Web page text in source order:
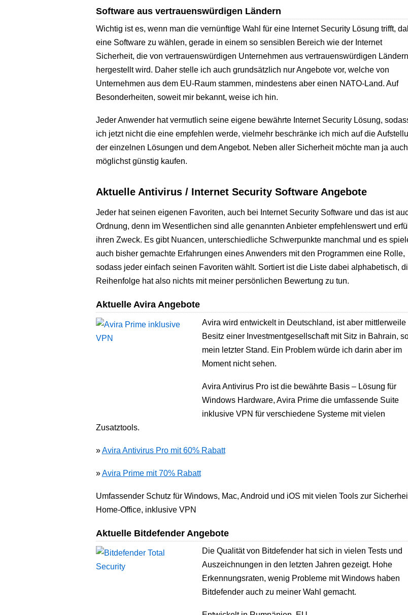
Software aus vertrauenswürdigen Ländern
Wichtig ist es, wenn man die vernünftige Wahl für eine Internet Security Lösung trifft,
eine Software zu wählen, gerade in einem so sensiblen Bereich wie der Internet
Sicherheit, die von vertrauenswürdigen Unternehmen aus vertrauenswürdigen Ländern
hergestellt wird. Daher stelle ich auch grundsätzlich nur Angebote vor, welche von
Unternehmen aus dem EU-Raum stammen, mindestens aber einen NATO-Land. Auf
Besonderheiten, soweit mir bekannt, weise ich hin.
Jeder Anwender hat vermutlich seine eigene bewährte Internet Security Lösung,
ich jetzt nicht die eine empfehlen werde, vielmehr beschränke ich mich auf die
der einzelnen Lösungen und dem Angebot. Neben aller Sicherheit möchte man ja auch
möglichst günstig kaufen.
Aktuelle Antivirus / Internet Security Software Angebote
Jeder hat seinen eigenen Favoriten, auch bei Internet Security Software und das ist
Ordnung, denn im Wesentlichen sind alle genannten Anbieter empfehlenswert und
ihren Zweck. Es gibt Nuancen, unterschiedliche Schwerpunkte manchmal und es
auch bisher gemachte Erfahrungen eines Anwenders mit den Programmen eine Rolle,
sodass jeder einfach seinen Favoriten wählt. Sortiert ist die Liste dabei alphabetisch,
Reihenfolge hat also nichts mit meiner persönlichen Bewertung zu tun.
Aktuelle Avira Angebote
Avira wird entwickelt in Deutschland, ist aber mittlerweile
Besitz einer Investmentgesellschaft mit Sitz in Bahrain,
mein letzter Stand. Ein Problem würde ich darin aber im
Moment nicht sehen.
Avira Antivirus Pro ist die bewährte Basis – Lösung für
Windows Hardware, Avira Prime die umfassende Suite
inklusive VPN für verschiedene Systeme mit vielen
Zusatztools.
»Avira Antivirus Pro mit 60% Rabatt
»Avira Prime mit 70% Rabatt
Umfassender Schutz für Windows, Mac, Android und iOS mit vielen Tools zur
Home-Office, inklusive VPN
Aktuelle Bitdefender Angebote
Die Qualität von Bitdefender hat sich in vielen Tests und
Auszeichnungen in den letzten Jahren gezeigt. Hohe
Erkennungsraten, wenig Probleme mit Windows haben
Bitdefender auch zu meiner Wahl gemacht.